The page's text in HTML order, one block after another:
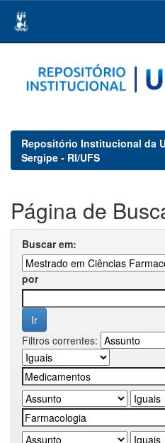
navigation
Repositório Institucional da
Sergipe - RI/UFS
Página de
Buscar em:
por
Filtros correntes: